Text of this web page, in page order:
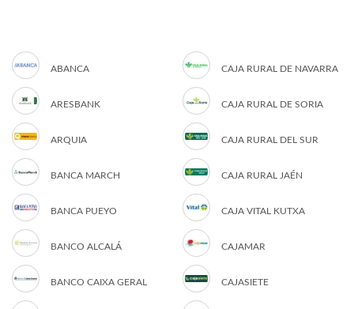
ABANCA
ARESBANK
ARQUIA
BANCA MARCH
BANCA PUEYO
BANCO ALCALÁ
BANCO CAIXA GERAL
CAJA RURAL DE NAVARRA
CAJA RURAL DE SORIA
CAJA RURAL DEL SUR
CAJA RURAL JAÉN
CAJA VITAL KUTXA
CAJAMAR
CAJASIETE